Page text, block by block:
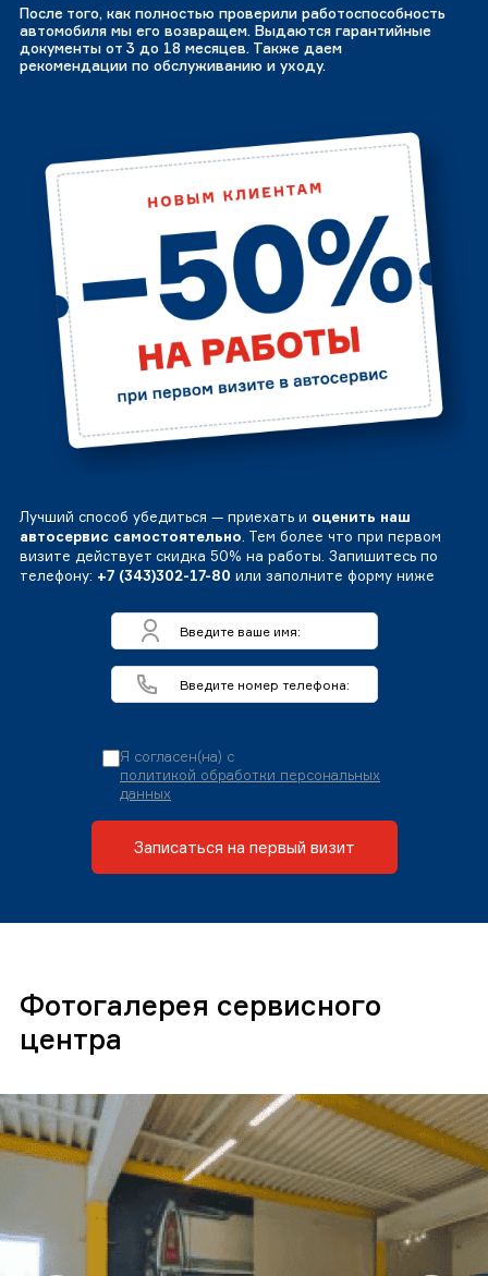
После того, как полностью проверили работоспособность
автомобиля мы его возвращем. Выдаются гарантийные
документы от 3 до 18 месяцев. Также даем
рекомендации по обслуживанию и уходу.
Лучший способ убедиться — приехать и оценить наш
автосервис самостоятельно. Тем более что при первом
визите действует скидка 50% на работы. Запишитесь по
телефону: +7 (343)302-17-80 или заполните форму ниже
Я согласен(на) с
политикой обработки персональных
данных
Записаться на первый визит
Фотогалерея сервисного
центра